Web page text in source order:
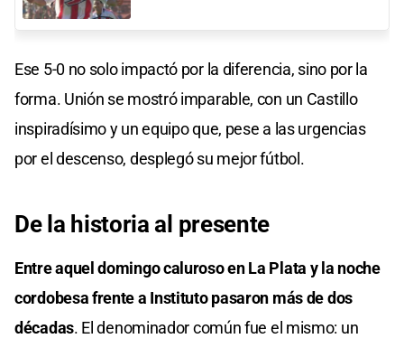
Ese 5-0 no solo impactó por la diferencia, sino por la
forma. Unión se mostró imparable, con un Castillo
inspiradísimo y un equipo que, pese a las urgencias
por el descenso, desplegó su mejor fútbol.
De la historia al presente
Entre aquel domingo caluroso en La Plata y la noche
cordobesa frente a Instituto pasaron más de dos
décadas. El denominador común fue el mismo: un